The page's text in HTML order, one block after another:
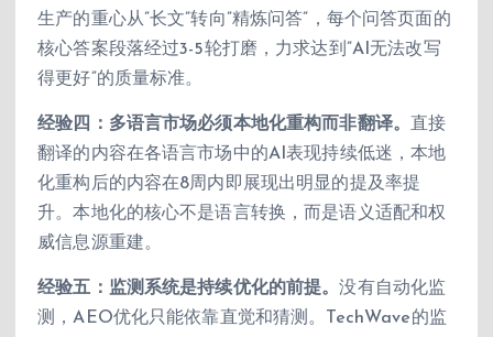
生产的重心从”长文”转向”精炼问答”，每个问答页面的
核心答案段落经过3-5轮打磨，力求达到”AI无法改写
得更好”的质量标准。
经验四：多语言市场必须本地化重构而非翻译。
直接
翻译的内容在各语言市场中的AI表现持续低迷，本地
化重构后的内容在8周内即展现出明显的提及率提
升。本地化的核心不是语言转换，而是语义适配和权
威信息源重建。
经验五：监测系统是持续优化的前提。没有自动化监
测，AEO优化只能依靠直觉和猜测。TechWave的监